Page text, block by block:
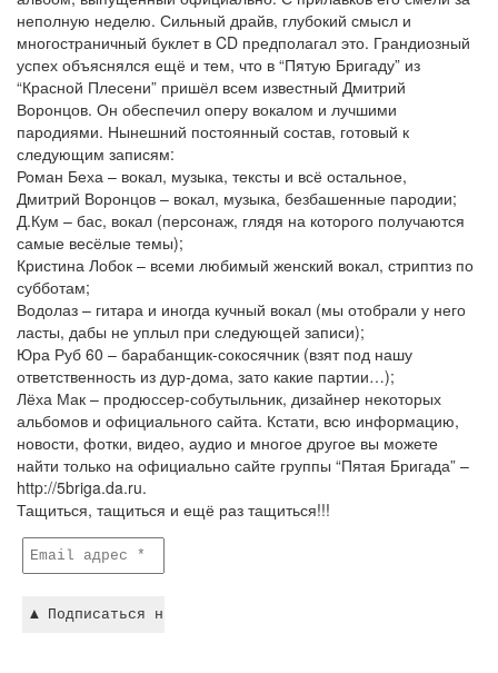
неполную неделю. Сильный драйв, глубокий смысл и
многостраничный буклет в CD предполагал это. Грандиозный
успех объяснялся ещё и тем, что в “Пятую Бригаду” из
“Красной Плесени” пришёл всем известный Дмитрий
Воронцов. Он обеспечил оперу вокалом и лучшими
пародиями. Нынешний постоянный состав, готовый к
следующим записям:
Роман Беха – вокал, музыка, тексты и всё остальное,
Дмитрий Воронцов – вокал, музыка, безбашенные пародии;
Д.Кум – бас, вокал (персонаж, глядя на которого получаются
самые весёлые темы);
Кристина Лобок – всеми любимый женский вокал, стриптиз по
субботам;
Водолаз – гитара и иногда кучный вокал (мы отобрали у него
ласты, дабы не уплыл при следующей записи);
Юра Руб 60 – барабанщик-сокосячник (взят под нашу
ответственность из дур-дома, зато какие партии…);
Лёха Мак – продюссер-собутыльник, дизайнер некоторых
альбомов и официального сайта. Кстати, всю информацию,
новости, фотки, видео, аудио и многое другое вы можете
найти только на официально сайте группы “Пятая Бригада” –
http://5briga.da.ru.
Тащиться, тащиться и ещё раз тащиться!!!